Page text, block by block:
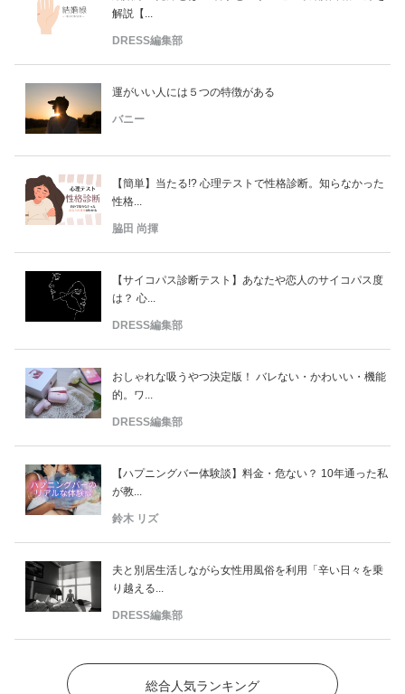
解説【...
DRESS編集部
運がいい人には５つの特徴がある
バニー
【簡単】当たる!? 心理テストで性格診断。知らなかった
性格...
脇田 尚揮
【サイコパス診断テスト】あなたや恋人のサイコパス度
は？ 心...
DRESS編集部
おしゃれな吸うやつ決定版！ バレない・かわいい・機能
的。ワ...
DRESS編集部
【ハプニングバー体験談】料金・危ない？ 10年通った私
が教...
鈴木 リズ
夫と別居生活しながら女性用風俗を利用「辛い日々を乗
り越える...
DRESS編集部
総合人気ランキング